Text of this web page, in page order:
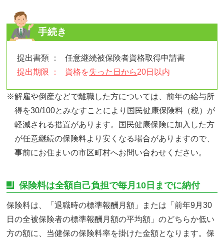
手続き
提出書類 ：
任意継続被保険者資格取得申請書
提出期限 ：
資格を失った日から20日以内
※解雇や倒産などで離職した方については、前年の給与所
得を30/100とみなすことにより国民健康保険料（税）が
軽減される措置があります。国民健康保険に加入した方
が任意継続の保険料より安くなる場合がありますので、
事前にお住まいの市区町村へお問い合わせください。
保険料は全額自己負担で毎月10日までに納付
保険料は、「退職時の標準報酬月額」または「前年9月30
日の全被保険者の標準報酬月額の平均額」のどちらか低い
方の額に、当健保の保険料率を掛けた金額となります。保